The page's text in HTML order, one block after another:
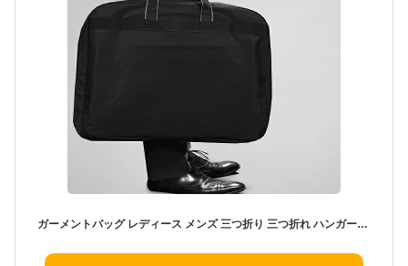
ガーメントバッグ レディース メンズ 三つ折り 三つ折れ ハンガーケース 冠婚葬祭 ガーメントケース ハンガーバッグ 出張 スーツ コート ワンピース スーツの持ち運びに シワになりにくい ビジネス バレンタイン